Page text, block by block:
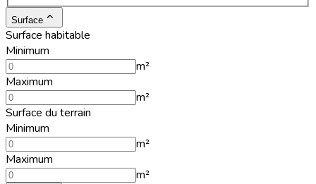
Surface
Surface habitable
Minimum
m²
Maximum
m²
Surface du terrain
Minimum
m²
Maximum
m²